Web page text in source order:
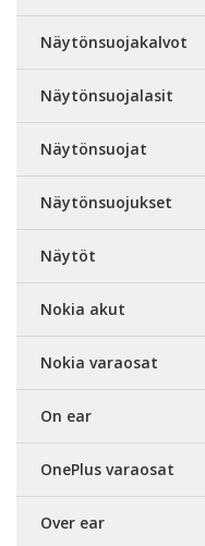
Näytönsuojakalvot
Näytönsuojalasit
Näytönsuojat
Näytönsuojukset
Näytöt
Nokia akut
Nokia varaosat
On ear
OnePlus varaosat
Over ear